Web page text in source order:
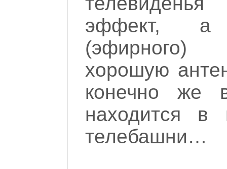
эффект, а
хорошую
конечно же
находится в
телебашни…